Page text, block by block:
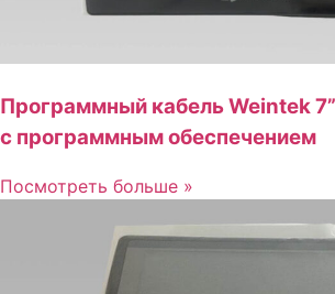
Программный кабель Weintek
с программным обеспечением
Посмотреть больше »